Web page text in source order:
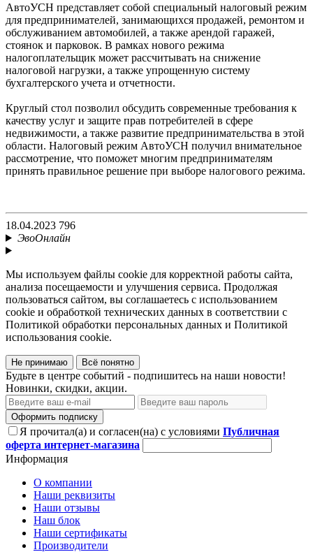
АвтоУСН представляет собой специальный налоговый режим
для предпринимателей, занимающихся продажей, ремонтом и
обслуживанием автомобилей, а также арендой гаражей,
стоянок и парковок. В рамках нового режима
налогоплательщик может рассчитывать на снижение
налоговой нагрузки, а также упрощенную систему
бухгалтерского учета и отчетности.
Круглый стол позволил обсудить современные требования к
качеству услуг и защите прав потребителей в сфере
недвижимости, а также развитие предпринимательства в этой
области. Налоговый режим АвтоУСН получил внимательное
рассмотрение, что поможет многим предпринимателям
принять правильное решение при выборе налогового режима.
18.04.2023 796
ЭвоОнлайн
Мы используем файлы cookie для корректной работы сайта,
анализа посещаемости и улучшения сервиса. Продолжая
пользоваться сайтом, вы соглашаетесь с использованием
cookie и обработкой технических данных в соответствии с
Политикой обработки персональных данных и Политикой
использования cookie.
Не принимаю Всё понятно
Будьте в центре событий - подпишитесь на наши новости!
Новинки, скидки, акции.
Оформить подписку
Я прочитал(а) и согласен(на) с условиями Публичная
оферта интернет-магазина
Информация
О компании
Наши реквизиты
Наши отзывы
Наш блок
Наши сертификаты
Производители